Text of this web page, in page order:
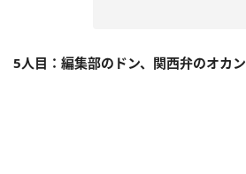
5人目：編集部のドン、関西弁のオカン